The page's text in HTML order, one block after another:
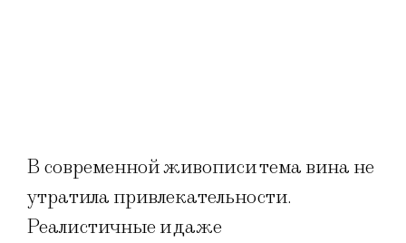
В современной живописи тема вина не
утратила привлекательности.
Реалистичные и даже